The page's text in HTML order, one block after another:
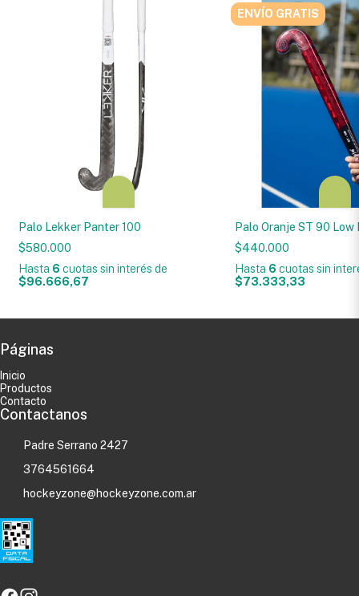
Palo Lekker Panter 100
$580.000
Hasta 6 cuotas sin interés de
$96.666,67
ENVÍO GRATIS
Palo Oranje ST 90 Low
$440.000
Hasta 6 cuotas sin
$73.333,33
Páginas
Inicio
Productos
Contacto
Contactanos
Padre Serrano 2427
3764561664
hockeyzone@hockeyzone.com.ar